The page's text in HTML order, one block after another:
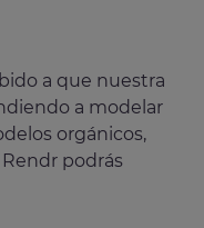
a que nuestra
a modelar
orgánicos,
podrás